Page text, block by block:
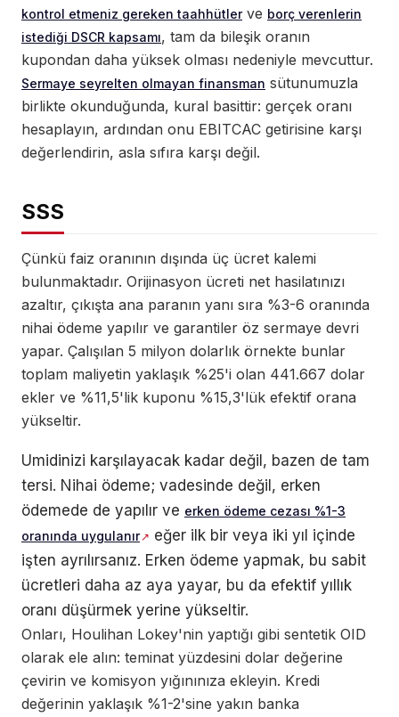
kontrol etmeniz gereken taahhütlerve borç verenlerin
istediği DSCR kapsamı, tam da bileşik oranın
kupondan daha yüksek olması nedeniyle mevcuttur.
Sermaye seyrelten olmayan finansman sütunumuzla
birlikte okunduğunda, kural basittir: gerçek oranı
hesaplayın, ardından onu EBITCAC getirisine karşı
değerlendirin, asla sıfıra karşı değil.
SSS
Çünkü faiz oranının dışında üç ücret kalemi
bulunmaktadır. Orijinasyon ücreti net hasilatınızı
azaltır, çıkışta ana paranın yanı sıra %3-6 oranında
nihai ödeme yapılır ve garantiler öz sermaye devri
yapar. Çalışılan 5 milyon dolarlık örnekte bunlar
toplam maliyetin yaklaşık %25'i olan 441.667 dolar
ekler ve %11,5'lik kuponu %15,3'lük efektif orana
yükseltir.
Umidinizi karşılayacak kadar değil, bazen de tam
tersi. Nihai ödeme; vadesinde değil, erken
ödemede de yapılır ve erken ödeme cezası %1-3
oranında uygulanır
eğer ilk bir veya iki yıl içinde
işten ayrılırsanız. Erken ödeme yapmak, bu sabit
ücretleri daha az aya yayar, bu da efektif yıllık
oranı düşürmek yerine yükseltir.
Onları, Houlihan Lokey'nin yaptığı gibi sentetik OID
olarak ele alın: teminat yüzdesini dolar değerine
çevirin ve komisyon yığınınıza ekleyin. Kredi
değerinin yaklaşık %1-2'sine yakın banka